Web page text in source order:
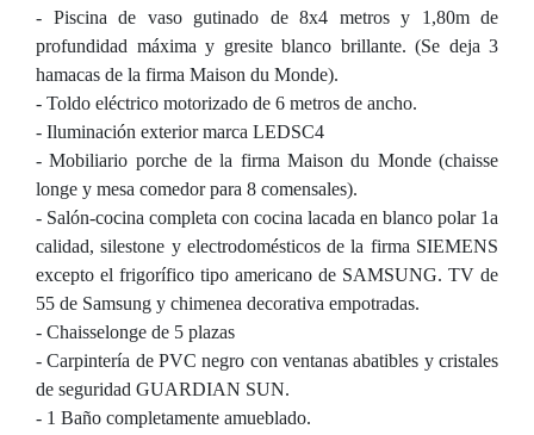
- Piscina de vaso gutinado de 8x4 metros y 1,80m de
profundidad máxima y gresite blanco brillante. (Se deja 3
hamacas de la firma Maison du Monde).
- Toldo eléctrico motorizado de 6 metros de ancho.
- Iluminación exterior marca LEDSC4
- Mobiliario porche de la firma Maison du Monde (chaisse
longe y mesa comedor para 8 comensales).
- Salón-cocina completa con cocina lacada en blanco polar 1a
calidad, silestone y electrodomésticos de la firma SIEMENS
excepto el frigorífico tipo americano de SAMSUNG. TV de
55 de Samsung y chimenea decorativa empotradas.
- Chaisselonge de 5 plazas
- Carpintería de PVC negro con ventanas abatibles y cristales
de seguridad GUARDIAN SUN.
- 1 Baño completamente amueblado.